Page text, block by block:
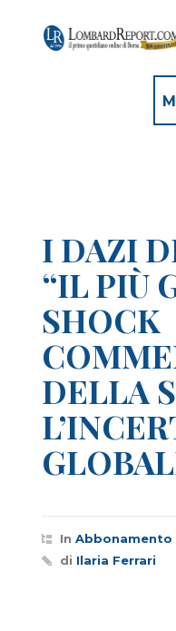
I DAZI
“IL PIÙ
SHOCK
DELLA
In Abbonamento
di Ilaria Ferrari